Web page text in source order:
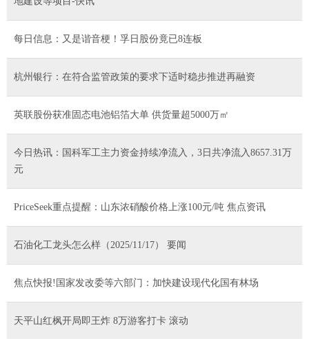
每日信息：又是谐音梗！孚日股份竟已8连板
杭州银行：在符合监管政策的要求下适时稳步推进再融资
英联股份获准固态电池铝箔大单 供货量超5000万㎡
今日热讯：国科军工主力资金持续净流入，3日共净流入8657.31万
元
PriceSeek重点提醒：山东浓硝酸价格上涨100元/吨 焦点资讯
石油化工龙头怎么样（2025/11/17） 要闻
焦点快报!国家发改委等六部门：加快建设现代化国有林场
天平山红枫开局即王炸 8万游客打卡 滚动